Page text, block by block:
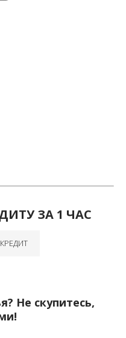
ЗА 1 ЧАС
КРЕДИТ
Не скупитесь,